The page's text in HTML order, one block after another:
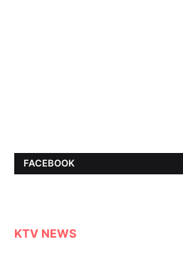
FACEBOOK
KTV NEWS